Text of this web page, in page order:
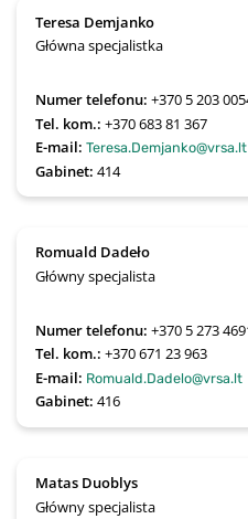
Teresa Demjanko
Główna specjalistka
Numer telefonu:+370 5 203
Tel. kom.:+370 683 81 367
E-mail:Teresa.Demjanko@vrsa.lt
Gabinet:414
Romuald Dadeło
Główny specjalista
Numer telefonu:+370 5 273
Tel. kom.:+370 671 23 963
E-mail: Romuald.Dadelo@vrsa.lt
Gabinet:416
Matas Duoblys
Główny specjalista